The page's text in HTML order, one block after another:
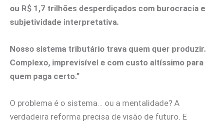
ou R$ 1,7 trilhões desperdiçados com burocracia e
subjetividade interpretativa.
Nosso sistema tributário trava quem quer produzir.
Complexo, imprevisível e com custo altíssimo para
quem paga certo.”
O problema é o sistema… ou a mentalidade? A
verdadeira reforma precisa de visão de futuro. E